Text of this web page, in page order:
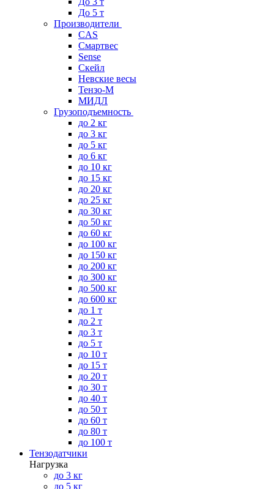
До 5 т
Производители
CAS
Смартвес
Sense
Скейл
Невские весы
Тензо-М
МИДЛ
Грузоподъемность
до 2 кг
до 3 кг
до 5 кг
до 6 кг
до 10 кг
до 15 кг
до 20 кг
до 25 кг
до 30 кг
до 50 кг
до 60 кг
до 100 кг
до 150 кг
до 200 кг
до 300 кг
до 500 кг
до 600 кг
до 1 т
до 2 т
до 3 т
до 5 т
до 10 т
до 15 т
до 20 т
до 30 т
до 40 т
до 50 т
до 60 т
до 80 т
до 100 т
Тензодатчики
Нагрузка
до 3 кг
до 5 кг